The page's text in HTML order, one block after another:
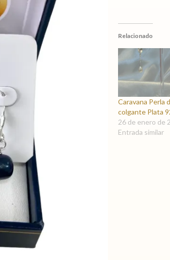
Relacionado
Caravana Perla
colgante Plata
26 de enero de
Entrada similar